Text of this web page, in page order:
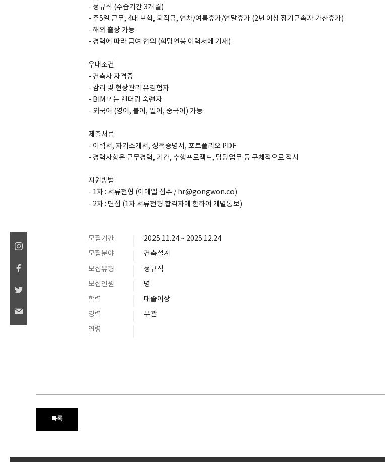
- 정규직 (수습기간 3개월)
- 주5일 근무, 4대 보험, 퇴직금, 연차/여름휴가/연말휴가 (2년 이상 장기근속자 가산휴가)
- 해외 출장 가능
- 경력에 따라 급여 협의 (희망연봉 이력서에 기재)
우대조건
- 건축사 자격증
- 감리 및 현장관리 유경험자
- BIM 또는 렌더링 숙련자
- 외국어 (영어, 불어, 일어, 중국어) 가능
제출서류
- 이력서, 자기소개서, 성적증명서, 포트폴리오 PDF
- 경력사항은 근무경력, 기간, 수행프로젝트, 담당업무 등 구체적으로 적시
지원방법
- 1차 : 서류전형 (이메일 접수 / hr@gongwon.co)
- 2차 : 면접 (1차 서류전형 합격자에 한하여 개별통보)
모집기간
2025.11.24 ~ 2025.12.24
모집분야
건축설계
모집유형
정규직
모집인원
명
학력
대졸이상
경력
무관
연령
목록